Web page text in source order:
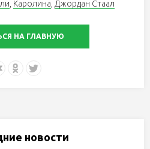
Каролина Джордан Стаал
НА ГЛАВНУЮ
новости